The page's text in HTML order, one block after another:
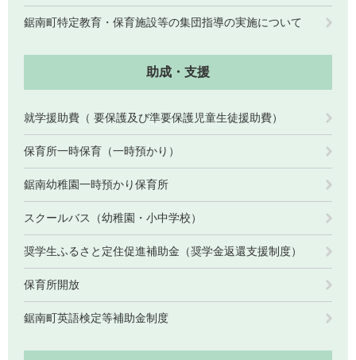
鋸南町特定教育・保育施設等の集団指導の実施について
助成・支援
就学援助費（ 要保護及び準要保護児童生徒援助費）
保育所一時保育（一時預かり）
鋸南幼稚園一時預かり保育所
スクールバス（幼稚園・小中学校）
奨学生ふるさと定住促進補助金（奨学金返還支援制度）
保育所開放
鋸南町英語検定等補助金制度